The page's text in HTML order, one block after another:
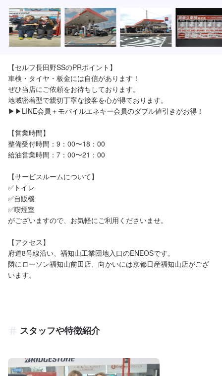
【セルフ長田野SSのPRポイント】
車検・タイヤ・板金には自信があります！
ぜひ当店にご依頼をお待ちしております。
地域密着型で親切丁寧な接客を心が得ております。
▶︎▶︎LINE会員＋モバイルエネキー会員のダブル値引きがお得！
【営業時間】
整備受付時間：9：00〜18：00
給油営業時間：7：00〜21：00
【サービスルームについて】
✅トイレ
✅自販機
✅喫煙室
がございますので、お気軽にご利用くださいませ。
【アクセス】
府道8号線沿い、福知山工業団地入口のENEOSです。
隣にローソン福知山前田店、向かいには京都日産福知山店がござ
います。
スタッフや特徴紹介